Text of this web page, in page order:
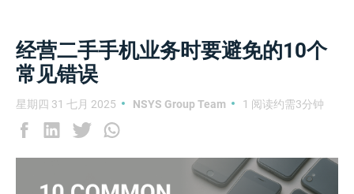
经营二手手机业务时要避免的10个
常见错误
星期四 31 七月 2025 NSYS Group Team 1 阅读约需3分钟